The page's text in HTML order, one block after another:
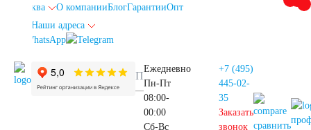
Москва О компанииБлогГарантииОпт
Наши адреса
Ежедневно
Пн-Пт
08:00-
00:00
Сб-Вс
+7 (495)
445-02-
35
Заказать
звонок сравнить